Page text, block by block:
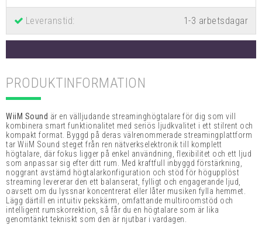
Leveranstid: 1-3 arbetsdagar
PRODUKTINFORMATION
WiiM Sound är en välljudande streaminghögtalare för dig som vill
kombinera smart funktionalitet med seriös ljudkvalitet i ett stilrent och
kompakt format. Byggd på deras välrenommerade streamingplattform
tar WiiM Sound steget från ren nätverkselektronik till komplett
högtalare, där fokus ligger på enkel användning, flexibilitet och ett ljud
som anpassar sig efter ditt rum. Med kraftfull inbyggd förstärkning,
noggrant avstämd högtalarkonfiguration och stöd för högupplöst
streaming levererar den ett balanserat, fylligt och engagerande ljud,
oavsett om du lyssnar koncentrerat eller låter musiken fylla hemmet.
Lägg därtill en intuitiv pekskärm, omfattande multiroomstöd och
intelligent rumskorrektion, så får du en högtalare som är lika
genomtänkt tekniskt som den är njutbar i vardagen.